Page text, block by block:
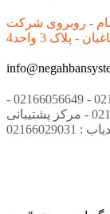
- روبروی شرکت
- پلاک 3 واحد4
تلفن : 02166051812 02166051320 - 02166056650 - 02166056649 -
02166083677 - 02166023713 - 02166039916 - مرکز پشتیبانی GPS
02166029031